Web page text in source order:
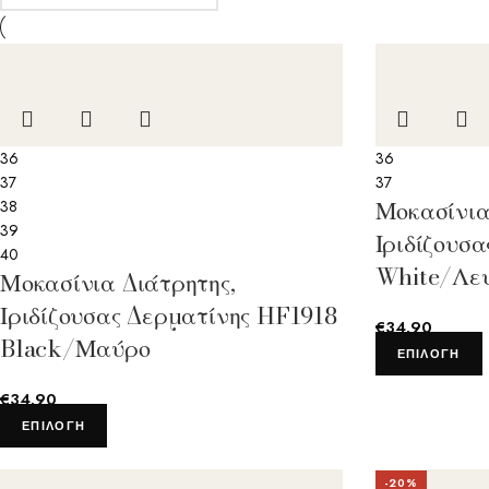
36
37
38
39
40
Μοκασίνια Διάτρητης,
Ιριδίζουσας Δερματίνης HF1918
Black/Μαύρο
€34.90
ΕΠΙΛΟΓΉ
36
37
White/
€34.90
ΕΠΙΛΟΓΉ
-20%